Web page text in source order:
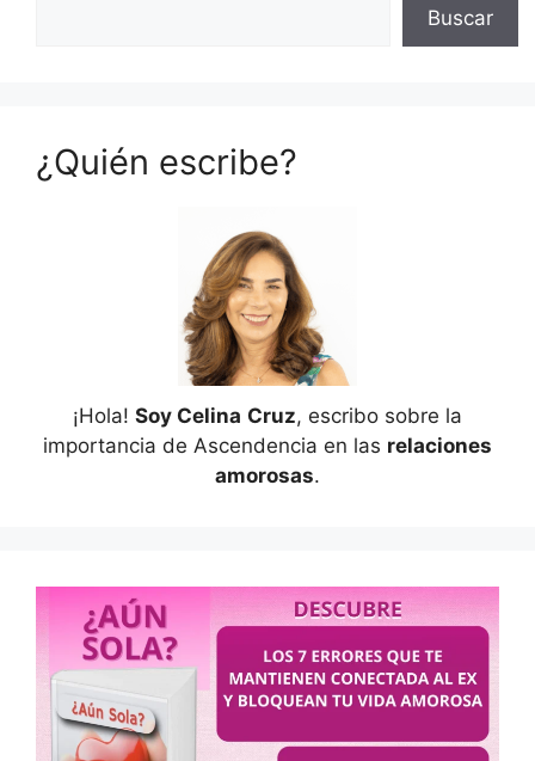
Buscar
¿Quién escribe?
¡Hola! Soy Celina Cruz, escribo sobre la
importancia de Ascendencia en las relaciones
amorosas.